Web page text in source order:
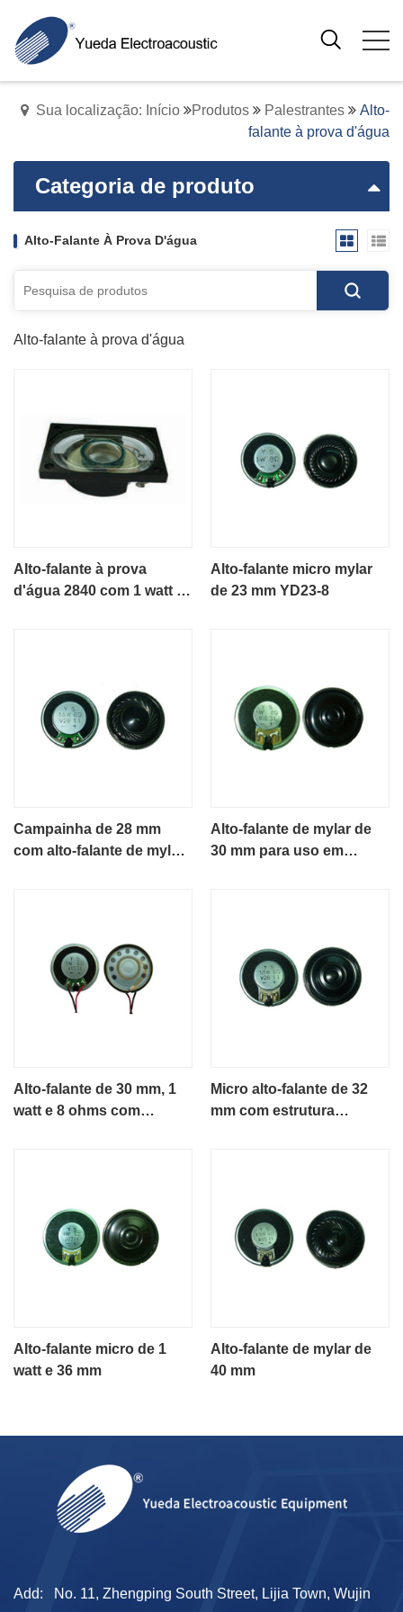
Sua localização: Início Produtos Palestrantes
Alto-
falante à prova d'água
Categoria de produto
Alto-Falante À Prova D'água
Alto-falante à prova d'água
Alto-falante à prova
d'água 2840 com 1 watt e
Alto-falante micro mylar
de 23 mm YD23-8
Campainha de 28 mm
com alto-falante de mylar
Alto-falante de mylar de
30 mm para uso em
Alto-falante de 30 mm, 1
watt e 8 ohms com
Micro alto-falante de 32
mm com estrutura
Alto-falante micro de 1
watt e 36 mm
Alto-falante de mylar de
40 mm
Add: No. 11, Zhengping South Street, Lijia Town, Wujin